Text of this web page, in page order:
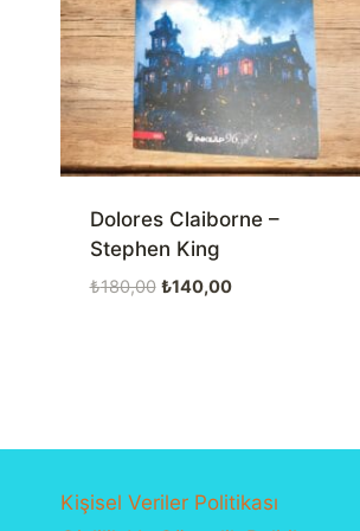
Dolores Claiborne –
Stephen King
₺180,00 Orijinal
₺140,00Şu
Kişisel Veriler Politikası